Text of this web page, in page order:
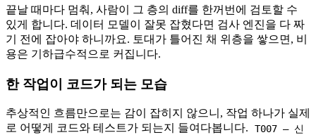
끝날 때마다 멈춰, 사람이 그 층의 diff를 한꺼번에 검토할 수
있게 합니다. 데이터 모델이 잘못 잡혔다면 검사 엔진을 다 짜
기 전에 잡아야 하니까요. 토대가 틀어진 채 위층을 쌓으면, 비
용은 기하급수적으로 커집니다.
한 작업이 코드가 되는 모습
추상적인 흐름만으로는 감이 잡히지 않으니, 작업 하나가 실제
로 어떻게 코드와 테스트가 되는지 들여다봅니다.
T007 — 신